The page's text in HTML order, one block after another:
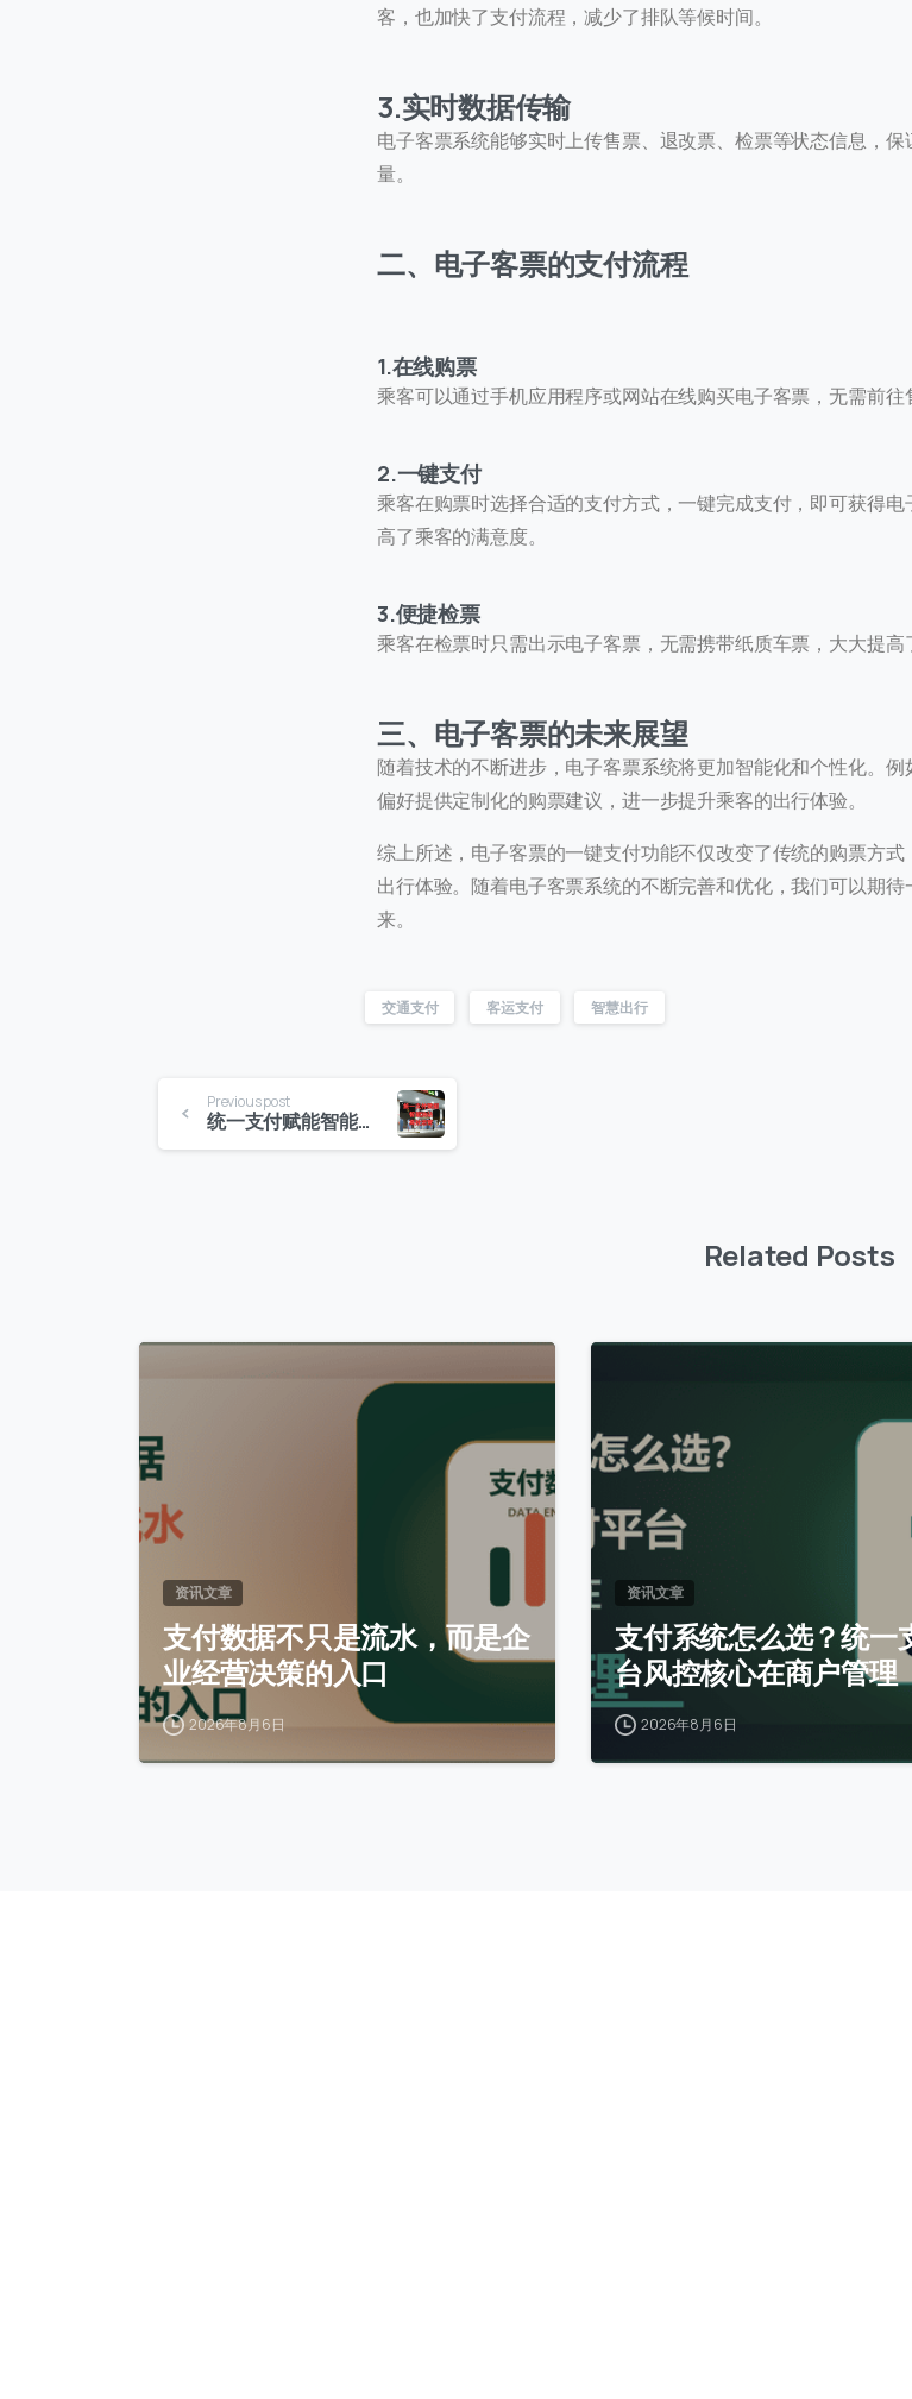
客，也加快了支付流程，减少了排队等候时间。
3.实时数据传输
电子客票系统能够实时上传售票、退改票、检票等状态信息，
量。
二、电子客票的支付流程
1.在线购票
乘客可以通过手机应用程序或网站在线购买电子客票，无需前往
2.一键支付
乘客在购票时选择合适的支付方式，一键完成支付，即可获得
高了乘客的满意度。
3.便捷检票
乘客在检票时只需出示电子客票，无需携带纸质车票，大大提高
三、电子客票的未来展望
随着技术的不断进步，电子客票系统将更加智能化和个性化。
偏好提供定制化的购票建议，进一步提升乘客的出行体验。
综上所述，电子客票的一键支付功能不仅改变了传统的购票方
出行体验。随着电子客票系统的不断完善和优化，我们可以期
来。
交通支付 客运支付 智慧出行
Previous post
统一支付赋能智能油站高效运营
Related Posts
0
资讯文章
支付数据不只是流水，而是企
业经营决策的入口
2026年8月6日
资讯文章
支付系统怎么选？统一
台风控核心在商户管理
2026年8月6日
我们的团队会尽快回复。
+86
首次进入页面
我们通常的回复时间：30 分钟内